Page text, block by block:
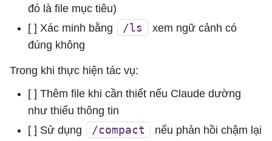
đó là file mục tiêu)
[ ] Xác minh bằng
/ls
xem ngữ cảnh có
đúng không
Trong khi thực hiện tác vụ:
[ ] Thêm file khi cần thiết nếu Claude dường
như thiếu thông tin
[ ] Sử dụng
/compact
nếu phản hồi chậm lại